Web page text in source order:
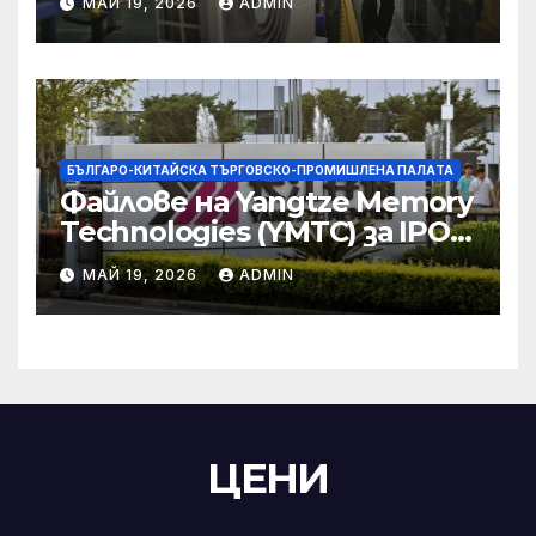
търговски консултации:
министерство
БЪЛГАРО-КИТАЙСКА ТЪРГОВСКО-ПРОМИШЛЕНА ПАЛAТА
Файлове на Yangtze Memory
Technologies (YMTC) за IPO
на STAR Market
МАЙ 19, 2026 ADMIN
ЦЕНИ